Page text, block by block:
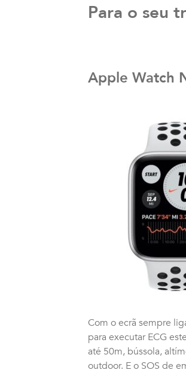
Para o seu
Apple Watch
Com o ecrã sempre
para executar ECG
até 50m, bússola,
outdoor. E o SOS de